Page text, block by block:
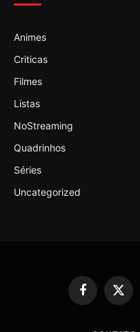
Animes
Criticas
Filmes
Listas
NoStreaming
Quadrinhos
Séries
Uncategorized
Facebook
X